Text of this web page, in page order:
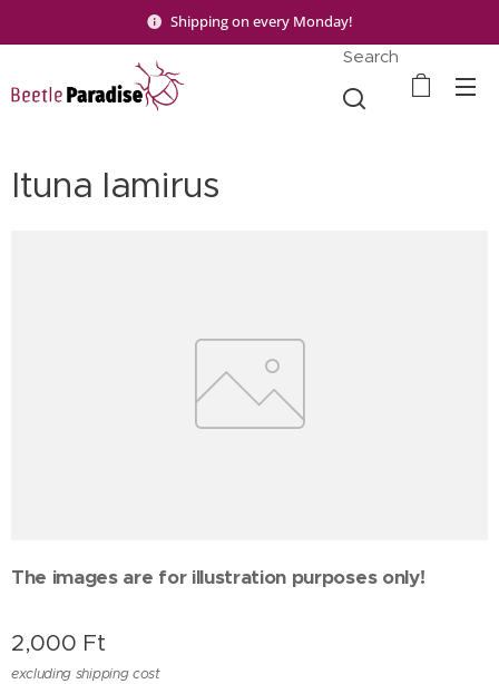
Shipping on every Monday!
Search
Ituna lamirus
The images are for illustration purposes only!
2,000 Ft
excluding shipping cost